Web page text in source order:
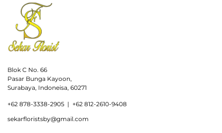
Blok C No. 66
Pasar Bunga Kayoon,
Surabaya, Indoneisa, 60271
+62 878-3338-2905 | +62 812-2610-9408
sekarfloristsby@gmail.com